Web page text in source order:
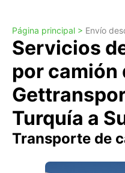
Página principal > Envío
Servicios
por camión
Turquía a
Transporte de